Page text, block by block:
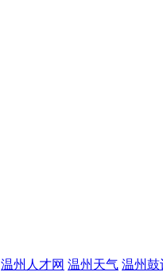
温州人才网 温州天气 温州鼓